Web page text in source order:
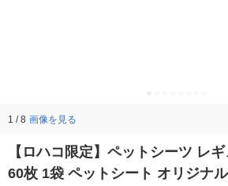
1 / 8 画像を見る
【ロハコ限定】ペットシーツ レ
60枚 1袋 ペットシート オリジナル